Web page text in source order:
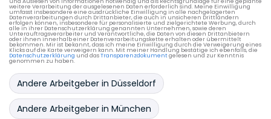
weitere Verarbeitung der ausgelesenen Daten erforderlich sind. Meine Einwilligung
umfasst insbesondere eine ausdrückliche Einwilligung in alle nachgelagerten
Datenverarbeitungen durch Drittanbieter, die auch in unsicheren Drittländern
erfolgen können, insbesondere für personalisierte und zielgerichtete Werbung, durch
alle in ihrer Datenschutzerklärung genannten Unternehmen, sowie deren
Unterauftragsverarbeiter und Verantwortliche, die Daten von diesen Drittanbietern
oder ihnen innerhalb einer Datenverarbeitungskette erhalten oder übermittelt
bekommen. Mir ist bekannt, dass ich meine Einwilligung durch die Verweigerung eines
Klicks auf die Karte verweigern kann. Mit meiner Handlung bestätige ich ebenfalls, die
Datenschutzerklärung und dasTransparenzdokumentgelesen und zur Kenntnis
genommen zu haben.
Andere Arbeitgeber in Düsseldorf
Andere Arbeitgeber in München